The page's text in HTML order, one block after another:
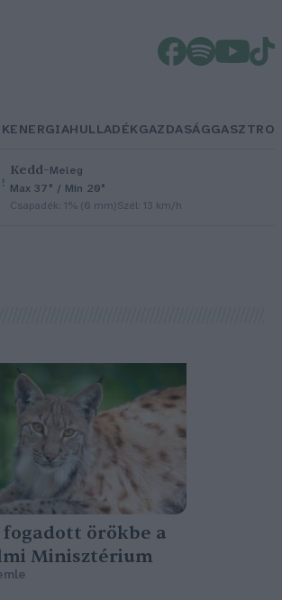
ENERGIAHULLADÉKGAZDASÁGGASZTRO
Kedd–Meleg
Max 37° / Min 20°
Csapadék: 1% (0 mm)Szél: 13 km/h
örökbe a
Minisztérium